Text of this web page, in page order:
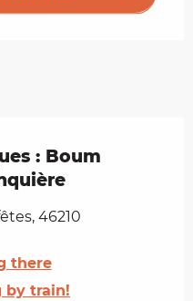
: Boum
46210
there
by train!